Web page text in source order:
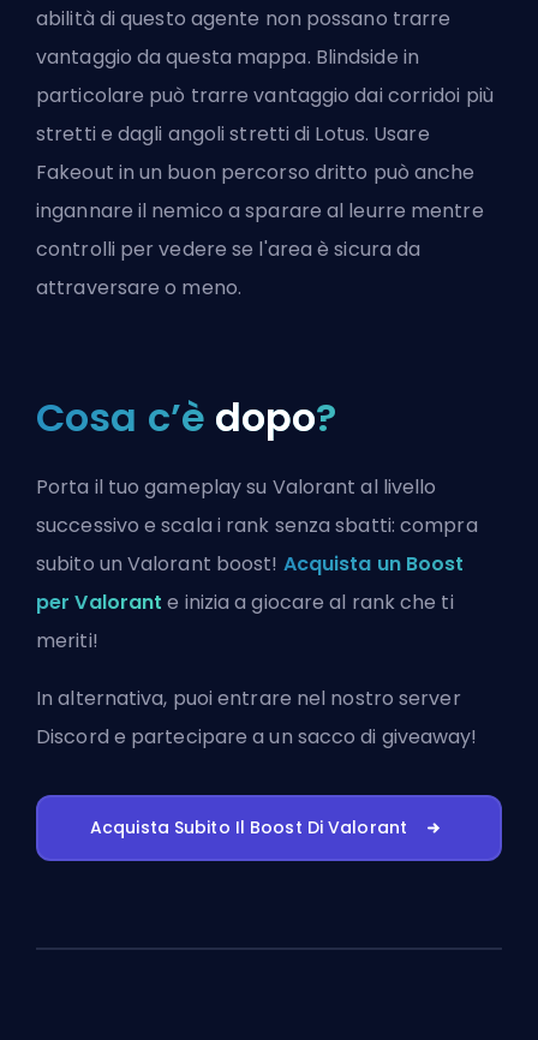
abilità di questo agente non possano trarre
vantaggio da questa mappa. Blindside in
particolare può trarre vantaggio dai corridoi più
stretti e dagli angoli stretti di Lotus. Usare
Fakeout in un buon percorso dritto può anche
ingannare il nemico a sparare al leurre mentre
controlli per vedere se l'area è sicura da
attraversare o meno.
Cosa c’è dopo?
Porta il tuo gameplay su Valorant al livello
successivo e scala i rank senza sbatti: compra
subito un Valorant boost! Acquista un Boost
per Valorant e inizia a giocare al rank che ti
meriti!
In alternativa, puoientrare nel nostro server
Discord e partecipare a un sacco di giveaway!
Acquista Subito Il Boost Di Valorant